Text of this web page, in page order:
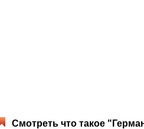
Смотреть что такое